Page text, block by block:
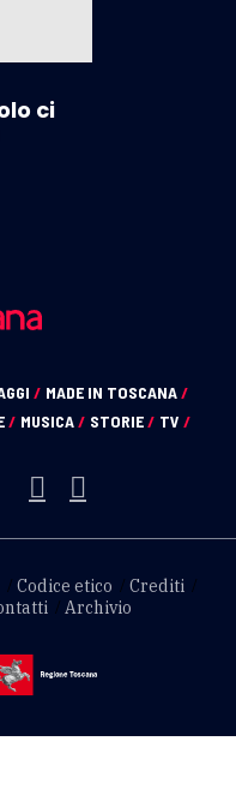
ci
/ MADE IN TOSCANA/
/ MUSICA/ STORIE/ TV /
Codice etico
Crediti
Archivio